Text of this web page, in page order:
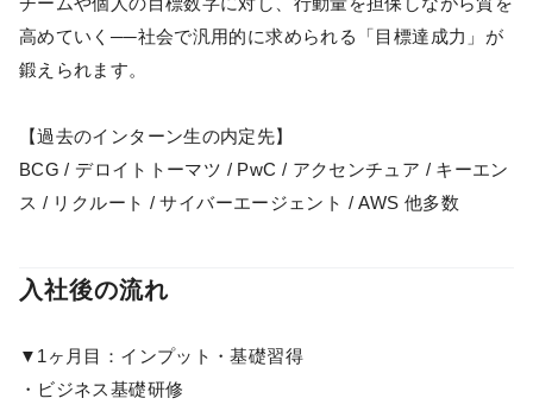
高めていく──社会で汎用的に求められる「目標達成力」が
鍛えられます。
【過去のインターン生の内定先】
BCG / デロイトトーマツ / PwC / アクセンチュア / キーエン
ス / リクルート / サイバーエージェント / AWS 他多数
入社後の流れ
▼1ヶ月目：インプット・基礎習得
・ビジネス基礎研修